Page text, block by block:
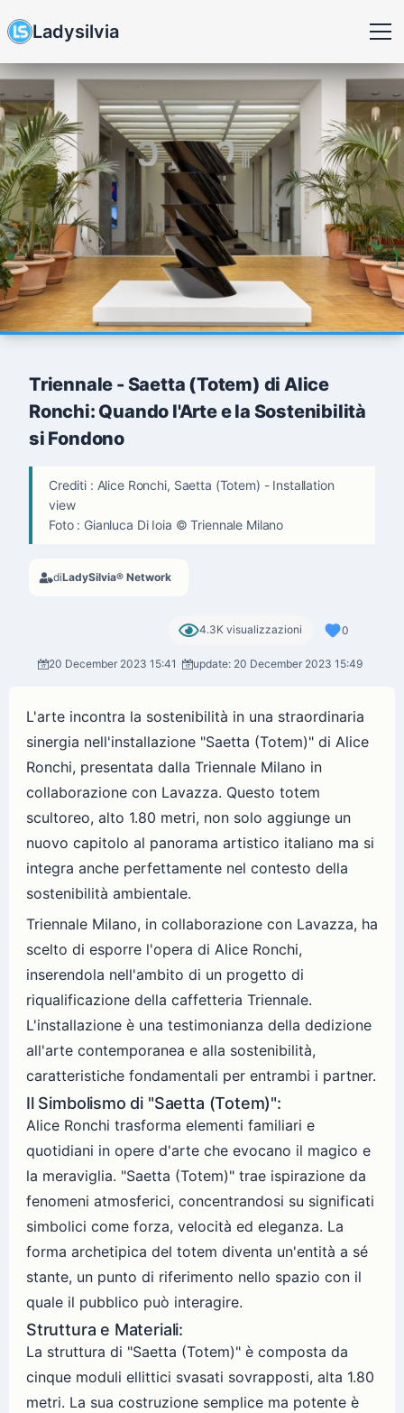
Ladysilvia
Triennale - Saetta (Totem) di Alice
Ronchi: Quando l'Arte e la Sostenibilità
si Fondono
Crediti : Alice Ronchi, Saetta (Totem) - Installation
view
Foto : Gianluca Di Ioia © Triennale Milano
diLadySilvia® Network
4.3K visualizzazioni 0
20 December 2023 15:41 update: 20 December 2023 15:49
L'arte incontra la sostenibilità in una straordinaria
sinergia nell'installazione "Saetta (Totem)" di Alice
Ronchi, presentata dalla Triennale Milano in
collaborazione con Lavazza. Questo totem
scultoreo, alto 1.80 metri, non solo aggiunge un
nuovo capitolo al panorama artistico italiano ma si
integra anche perfettamente nel contesto della
sostenibilità ambientale.
Triennale Milano, in collaborazione con Lavazza, ha
scelto di esporre l'opera di Alice Ronchi,
inserendola nell'ambito di un progetto di
riqualificazione della caffetteria Triennale.
L'installazione è una testimonianza della dedizione
all'arte contemporanea e alla sostenibilità,
caratteristiche fondamentali per entrambi i partner.
Il Simbolismo di "Saetta (Totem)":
Alice Ronchi trasforma elementi familiari e
quotidiani in opere d'arte che evocano il magico e
la meraviglia. "Saetta (Totem)" trae ispirazione da
fenomeni atmosferici, concentrandosi su significati
simbolici come forza, velocità ed eleganza. La
forma archetipica del totem diventa un'entità a sé
stante, un punto di riferimento nello spazio con il
quale il pubblico può interagire.
Struttura e Materiali:
La struttura di "Saetta (Totem)" è composta da
cinque moduli ellittici svasati sovrapposti, alta 1.80
metri. La sua costruzione semplice ma potente è